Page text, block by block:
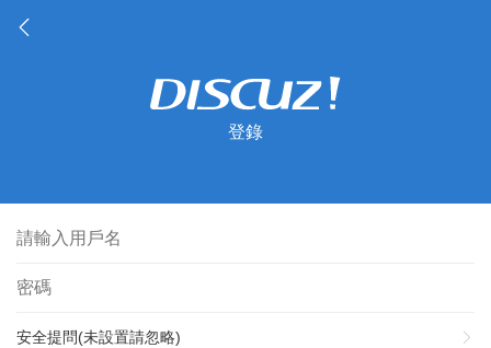
登錄
安全提問(未設置請忽略)